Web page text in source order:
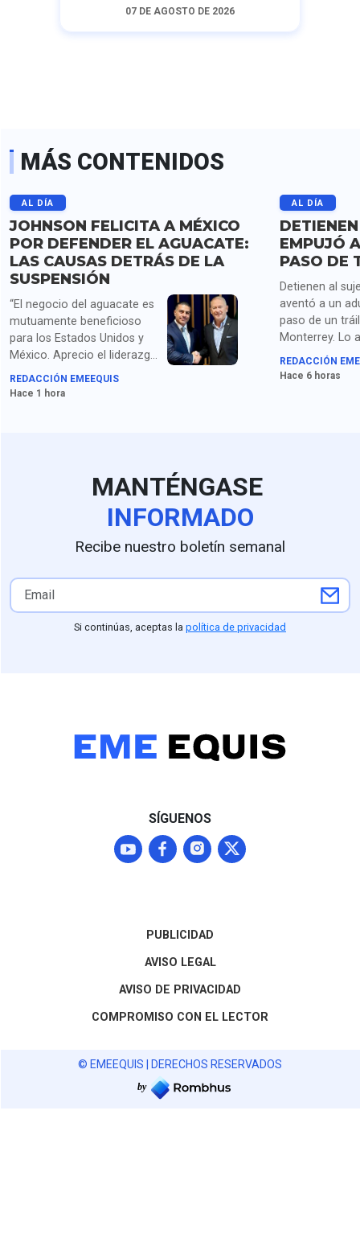
07 DE AGOSTO DE 2026
MÁS CONTENIDOS
AL DÍA
JOHNSON FELICITA A MÉXICO
POR DEFENDER EL AGUACATE:
LAS CAUSAS DETRÁS DE LA
SUSPENSIÓN
“El negocio del aguacate es
mutuamente beneficioso
para los Estados Unidos y
México. Aprecio el liderazgo
de la presidenta Sheinbaum
y los compromisos de
principal obstáculo.
REDACCIÓN EMEEQUIS
Hace 1 hora
AL DÍA
EMPUJÓ
PASO DE
Detienen al
aventó a un
paso de un
Monterrey. Lo
homicidio y
droga.
REDACCIÓN
Hace 6 horas
MANTÉNGASE
INFORMADO
Recibe nuestro boletín semanal
Si continúas, aceptas la política de privacidad
SÍGUENOS
PUBLICIDAD
AVISO LEGAL
AVISO DE PRIVACIDAD
COMPROMISO CON EL LECTOR
© EMEEQUIS | DERECHOS RESERVADOS
by